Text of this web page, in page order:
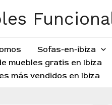
Sofas-en-ibiza
muebles gratis en Ibiza
más vendidos en Ibiza